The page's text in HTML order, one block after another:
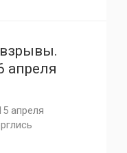
апреля
апреля